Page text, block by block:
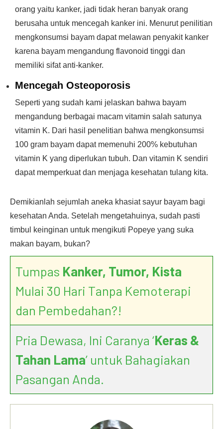
orang yaitu kanker, jadi tidak heran banyak orang
berusaha untuk mencegah kanker ini. Menurut penilitian
mengkonsumsi bayam dapat melawan penyakit kanker
karena bayam mengandung flavonoid tinggi dan
memiliki sifat anti-kanker.
Mencegah Osteoporosis
Seperti yang sudah kami jelaskan bahwa bayam
mengandung berbagai macam vitamin salah satunya
vitamin K. Dari hasil penelitian bahwa mengkonsumsi
100 gram bayam dapat memenuhi 200% kebutuhan
vitamin K yang diperlukan tubuh. Dan vitamin K sendiri
dapat memperkuat dan menjaga kesehatan tulang kita.
Demikianlah sejumlah aneka khasiat sayur bayam bagi
kesehatan Anda. Setelah mengetahuinya, sudah pasti
timbul keinginan untuk mengikuti Popeye yang suka
makan bayam, bukan?
Tumpas Kanker, Tumor, Kista
Mulai 30 Hari Tanpa Kemoterapi
dan Pembedahan?!
Pria Dewasa, Ini Caranya ‘Keras &
Tahan Lama’ untuk Bahagiakan
Pasangan Anda.